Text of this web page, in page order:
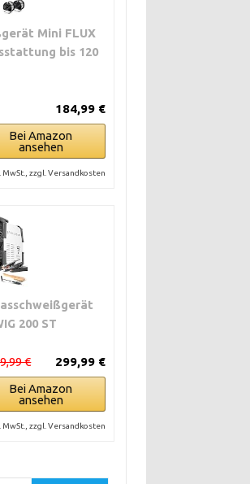
Mini FLUX
bis 120
184,99 €
Bei Amazon
ansehen
MwSt., zzgl. Versandkosten
200 ST
299,99 €
€
Bei Amazon
ansehen
MwSt., zzgl. Versandkosten